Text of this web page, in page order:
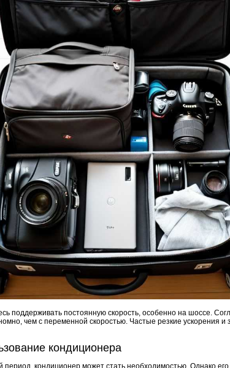
поддерживать постоянную скорость, особенно на шоссе.
чем с переменной скоростью. Частые резкие ускорения и
кондиционера
период, кондиционер может стать необходимостью. Однако